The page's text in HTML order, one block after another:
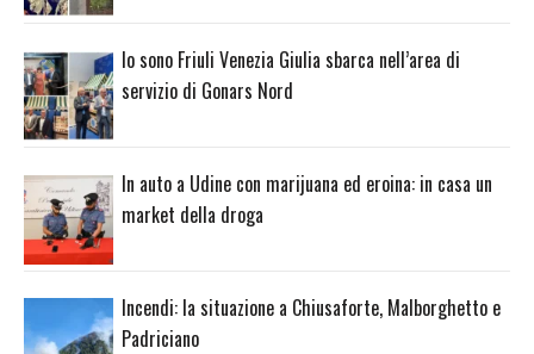
Io sono Friuli Venezia Giulia sbarca nell’area di
servizio di Gonars Nord
In auto a Udine con marijuana ed eroina: in casa un
market della droga
Incendi: la situazione a Chiusaforte, Malborghetto e
Padriciano